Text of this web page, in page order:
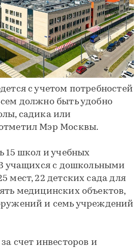
с учетом потребностей
должно быть удобно
садика или
Мэр Москвы.
15 школ и учебных
учащихся с дошкольными
мест, 22 детских сада для
медицинских объектов,
и семь учреждений
счет инвесторов и